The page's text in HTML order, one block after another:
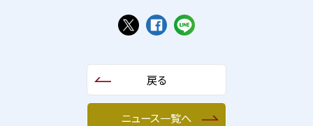
戻る
ニュース一覧へ